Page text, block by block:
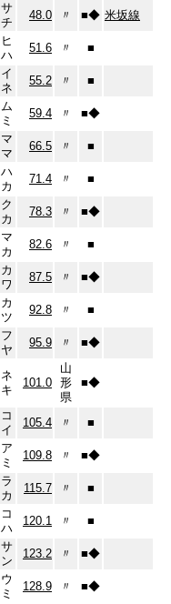
サ
チ
48.0 〃 ■◆ 米坂線
ヒ
ハ
51.6 〃 ■
イ
ネ
55.2 〃 ■
ム
ミ
59.4 〃 ■◆
マ
マ
66.5 〃
■
ハ
カ
71.4 〃 ■
ク
カ
78.3 〃 ■◆
マ
カ
82.6 〃
■
カ
ワ
87.5 〃 ■◆
カ
ツ
92.8 〃 ■
フ
ヤ
95.9 〃 ■◆
ネ
キ
101.0
山
形
県
■◆
コ
イ
105.4 〃 ■
ア
ミ
109.8 〃 ■◆
ラ
カ
115.7 〃 ■
コ
ハ
120.1 〃 ■
サ
ン
123.2 〃 ■◆
ウ
ミ
128.9 〃 ■◆